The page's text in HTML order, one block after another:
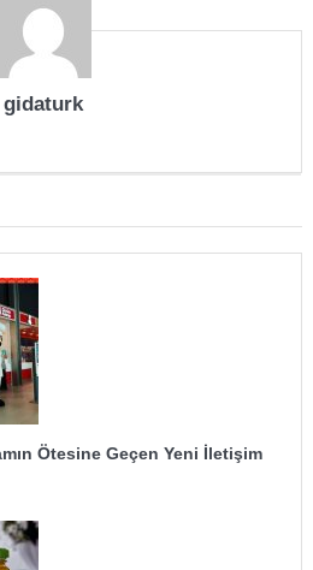
gidaturk
Ötesine Geçen Yeni İletişim